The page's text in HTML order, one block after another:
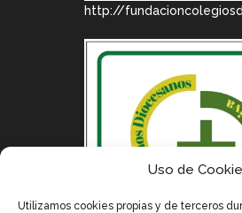
Uso de
Utilizamos cookies propias y de terceros
http://